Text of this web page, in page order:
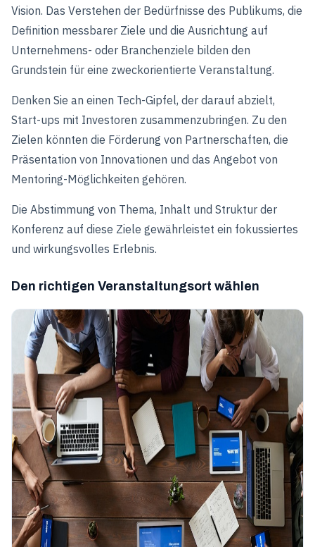
Vision. Das Verstehen der Bedürfnisse des Publikums, die
Definition messbarer Ziele und die Ausrichtung auf
Unternehmens- oder Branchenziele bilden den
Grundstein für eine zweckorientierte Veranstaltung.
Denken Sie an einen Tech-Gipfel, der darauf abzielt,
Start-ups mit Investoren zusammenzubringen. Zu den
Zielen könnten die Förderung von Partnerschaften, die
Präsentation von Innovationen und das Angebot von
Mentoring-Möglichkeiten gehören.
Die Abstimmung von Thema, Inhalt und Struktur der
Konferenz auf diese Ziele gewährleistet ein fokussiertes
und wirkungsvolles Erlebnis.
Den richtigen Veranstaltungsort wählen